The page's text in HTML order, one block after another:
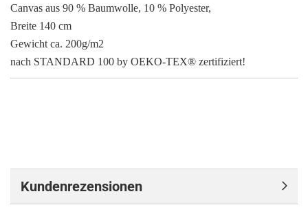
Canvas aus 90 % Baumwolle, 10 % Polyester,
Breite 140 cm
Gewicht ca. 200g/m2
nach STANDARD 100 by OEKO-TEX® zertifiziert!
Kundenrezensionen